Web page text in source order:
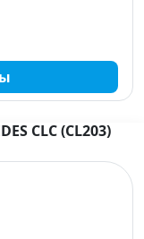
CLC (CL203)